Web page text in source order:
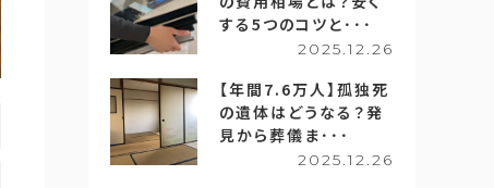
する5つのコツと･･･
2025.12.26
【年間7.6万人】孤独死
の遺体はどうなる？発
見から葬儀ま･･･
2025.12.26